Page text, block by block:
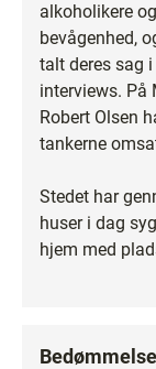
alkoholikere
bevågenhed,
talt deres sag
interviews. På
Robert Olsen
tankerne
Stedet har
huser i dag
hjem med